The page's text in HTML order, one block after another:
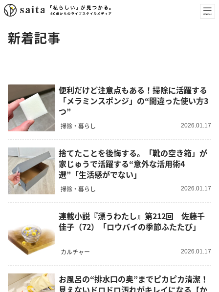
新着記事
便利だけど注意点もある！掃除に活躍する
「メラミンスポンジ」の“間違った使い方3
つ”
掃除・暮らし 2026.01.17
捨てたことを後悔する。「靴の空き箱」が
家じゅうで活躍する“意外な活用術4
選”「生活感がでない」
掃除・暮らし 2026.01.17
連載小説『漂うわたし』第212回 佐藤千
佳子（72）「ロウバイの季節ふたたび」
カルチャー 2026.01.17
お風呂の“排水口の奥”までピカピカ清潔！